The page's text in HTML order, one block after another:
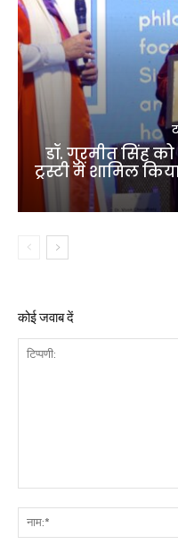
डॉ. गुरमीत सिंह
ट्रस्टी में शामिल
कोई जवाब दें